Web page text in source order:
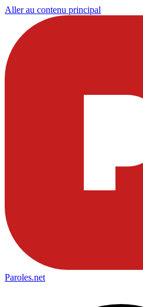
Aller au contenu principal
Paroles.net